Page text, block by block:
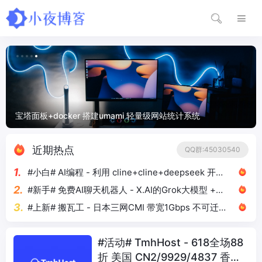
宝塔面板+docker 搭建umami 轻量级网站统计系统
近期热点 QQ群:45030540
1.
#小白# AI编程 - 利用 cline+cline+deepseek 开发
一个简单模板
2. #新手# 免费AI聊天机器人 - X.AI的Grok大模型 +
chatbox客户端
3. #上新# 搬瓦工 - 日本三网CMI 带宽1Gbps 不可迁
#活动# TmhHost - 618全场88
折 美国 CN2/9929/4837 香港